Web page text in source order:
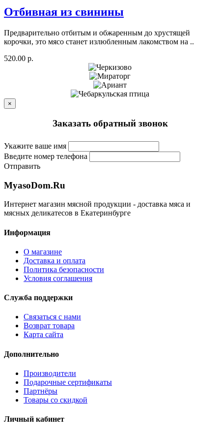
Отбивная из свинины
Предварительно отбитым и обжаренным до хрустящей
корочки, это мясо станет излюбленным лакомством на ..
520.00 р.
×
Заказать обратный звонок
Укажите ваше имя
Введите номер телефона
Отправить
MyasoDom.Ru
Интернет магазин мясной продукции - доставка мяса и
мясных деликатесов в Екатеринбурге
Информация
О магазине
Доставка и оплата
Политика безопасности
Условия соглашения
Служба поддержки
Связаться с нами
Возврат товара
Карта сайта
Дополнительно
Производители
Подарочные сертификаты
Партнёры
Товары со скидкой
Личный кабинет